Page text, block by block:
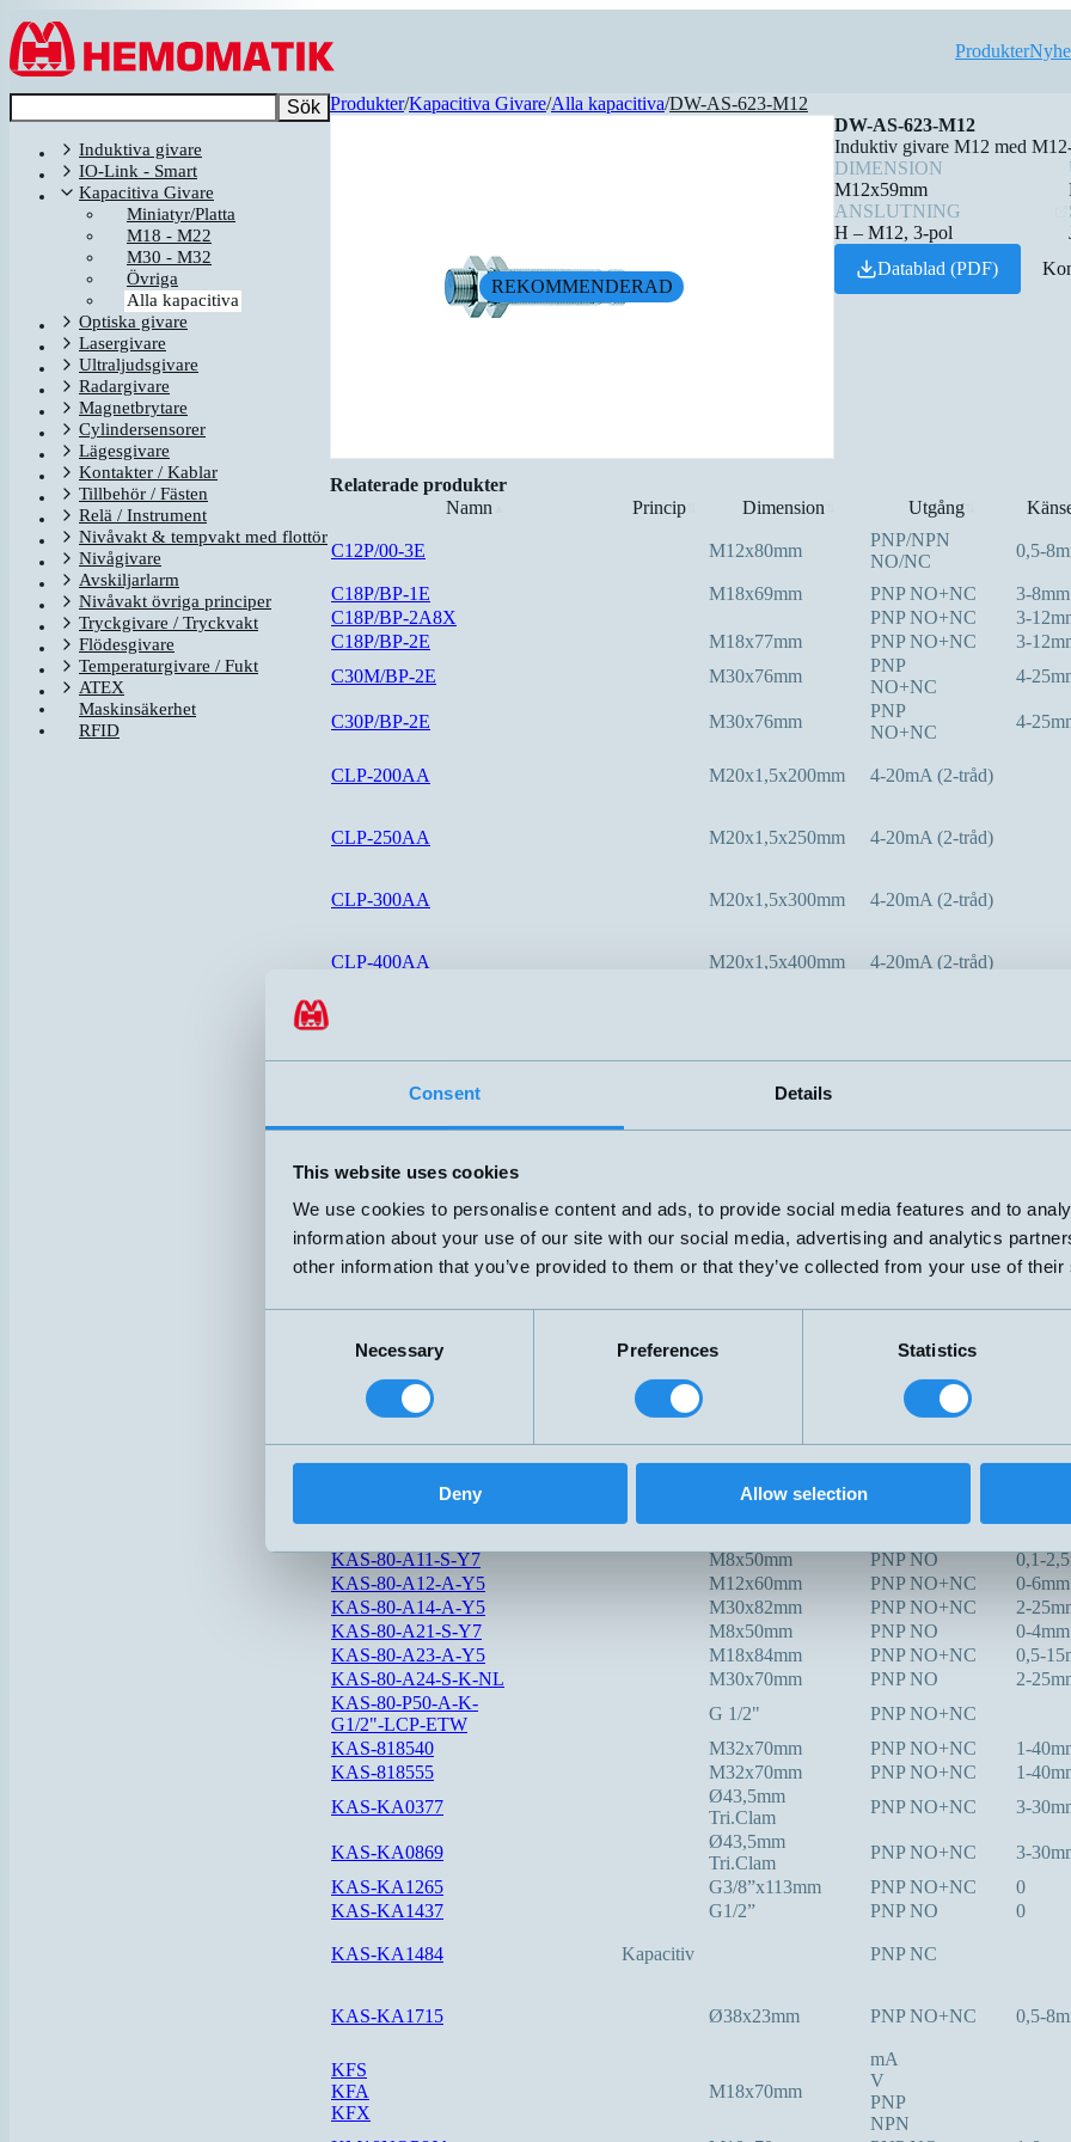
Consent Details
This website uses cookies
We use cookies to personalise content and ads, to provide social media features and to
information about your use of our site with our social media, advertising and analytics
other information that you’ve provided to them or that they’ve collected from your use of
Necessary Preferences Statistics
Deny Allow selection
Hoppa till innehållet
Produkter
Sök
Induktiva givare
IO-Link - Smart
Kapacitiva Givare
Miniatyr/Platta
M18 - M22
M30 - M32
Övriga
Alla kapacitiva
Optiska givare
Lasergivare
Ultraljudsgivare
Radargivare
Magnetbrytare
Cylindersensorer
Lägesgivare
Kontakter / Kablar
Tillbehör / Fästen
Relä / Instrument
Nivåvakt & tempvakt med flottör
Nivågivare
Avskiljarlarm
Nivåvakt övriga principer
Tryckgivare / Tryckvakt
Flödesgivare
Temperaturgivare / Fukt
ATEX
Maskinsäkerhet
RFID
Produkter/Kapacitiva Givare/Alla kapacitiva/DW-AS-623-M12
REKOMMENDERAD
DW-AS-623-M12
Induktiv givare M12 med
DIMENSION
M12x59mm
ANSLUTNING
H – M12, 3-pol
Datablad (PDF)
Relaterade produkter
Namn
Princip⇅ Dimension Utgång
C12P/00-3E M12x80mm
PNP/NPN
NO/NC
0,5-
C18P/BP-1E M18x69mm PNP NO+NC 3-8mm
C18P/BP-2A8X
PNP NO+NC 3-
C18P/BP-2E
M18x77mm PNP NO+NC 3-
C30M/BP-2E
M30x76mm
PNP
NO+NC
4-
C30P/BP-2E M30x76mm
PNP
NO+NC
4-
CLP-200AA M20x1,5x200mm 4-20mA (2-tråd)
CLP-250AA M20x1,5x250mm 4-20mA (2-tråd)
CLP-300AA M20x1,5x300mm 4-20mA (2-tråd)
CLP-400AA M20x1,5x400mm 4-20mA (2-tråd)
DW-AS-623-M12 M12x59mm
KFI
NPN
iDOL20-103275 69x100mm
20-280V
AC/DC
0-
NO/NC
K3/8NOP15J-HT125 PNP NO
KAS-80-26-A-PTFE-1"-100C
PNP NO+NC
L=113mm
KAS-80-30/EM-S-ETW Ø30x14mm
KAS-80-A11-S-Y7
M8x50mm PNP NO 0,1-
KAS-80-A12-A-Y5
M12x60mm PNP NO+NC 0-6mm
KAS-80-A14-A-Y5
M30x82mm PNP NO+NC 2-
KAS-80-A21-S-Y7
M8x50mm PNP NO 0-4mm
KAS-80-A23-A-Y5
M18x84mm PNP NO+NC 0,5-
KAS-80-A24-S-K-NL
M30x70mm PNP NO 2-
KAS-80-P50-A-K-
G1/2"-LCP-ETW
G 1/2" PNP NO+NC
KAS-818540
M32x70mm PNP NO+NC 1-
KAS-818555
M32x70mm PNP NO+NC 1-
KAS-KA0377
Ø43,5mm
Tri.Clam
PNP NO+NC 3-
KAS-KA0869
Ø43,5mm
Tri.Clam
PNP NO+NC 3-
KAS-KA1265
G3/8”x113mm PNP NO+NC 0
KAS-KA1437
G1/2” PNP NO 0
KAS-KA1484 Kapacitiv PNP NC
KAS-KA1715 Ø38x23mm PNP NO+NC 0,5-
KFS
KFA
KFX
M18x70mm
mA
V
PNP
NPN